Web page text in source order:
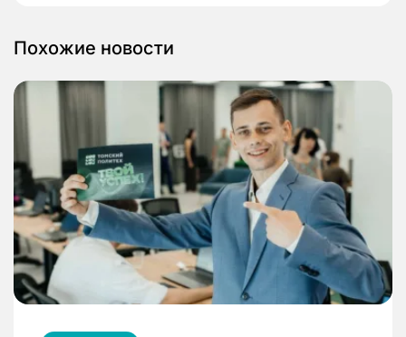
Похожие новости